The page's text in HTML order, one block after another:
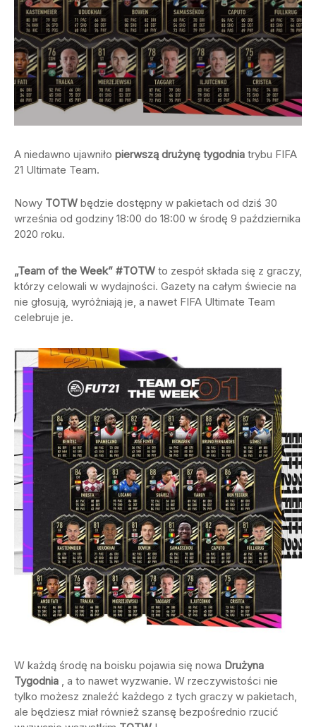
A niedawno ujawniło pierwszą drużynę tygodnia trybu FIFA
21 Ultimate Team.
Nowy TOTW będzie dostępny w pakietach od dziś 30
września od godziny 18:00 do 18:00 w środę 9 października
2020 roku.
„Team of the Week” #TOTW to zespół składa się z graczy,
którzy celowali w wydajności. Gazety na całym świecie na
nie głosują, wyróżniają je, a nawet FIFA Ultimate Team
celebruje je.
W każdą środę na boisku pojawia się nowa Drużyna
Tygodnia , a to nawet wyzwanie. W rzeczywistości nie
tylko możesz znaleźć każdego z tych graczy w pakietach,
ale będziesz miał również szansę bezpośrednio rzucić